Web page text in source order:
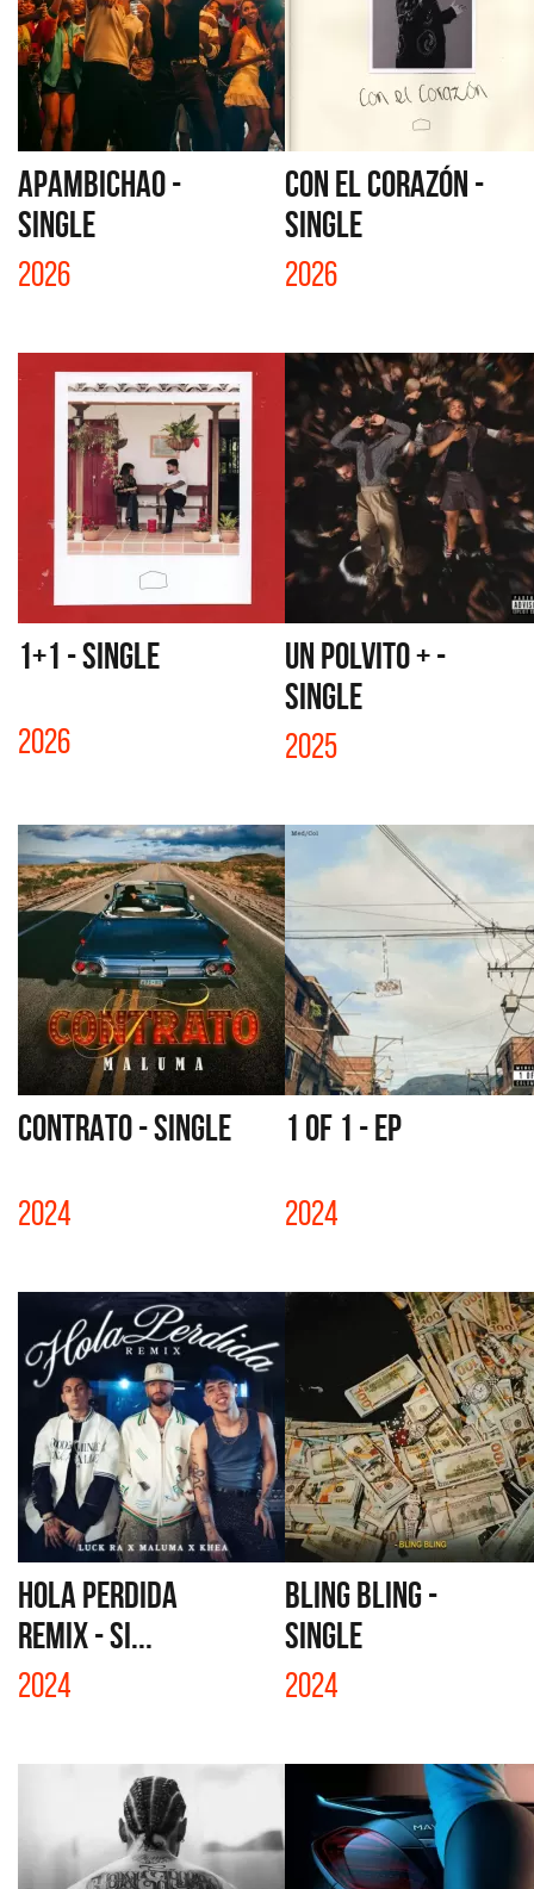
APAMBICHAO -
SINGLE
2026
CON EL CORAZÓN -
SINGLE
2026
1+1 - SINGLE
2026
UN POLVITO + -
SINGLE
2025
CONTRATO - SINGLE
2024
1 OF 1 - EP
2024
HOLA PERDIDA
REMIX - SI...
2024
BLING BLING -
SINGLE
2024